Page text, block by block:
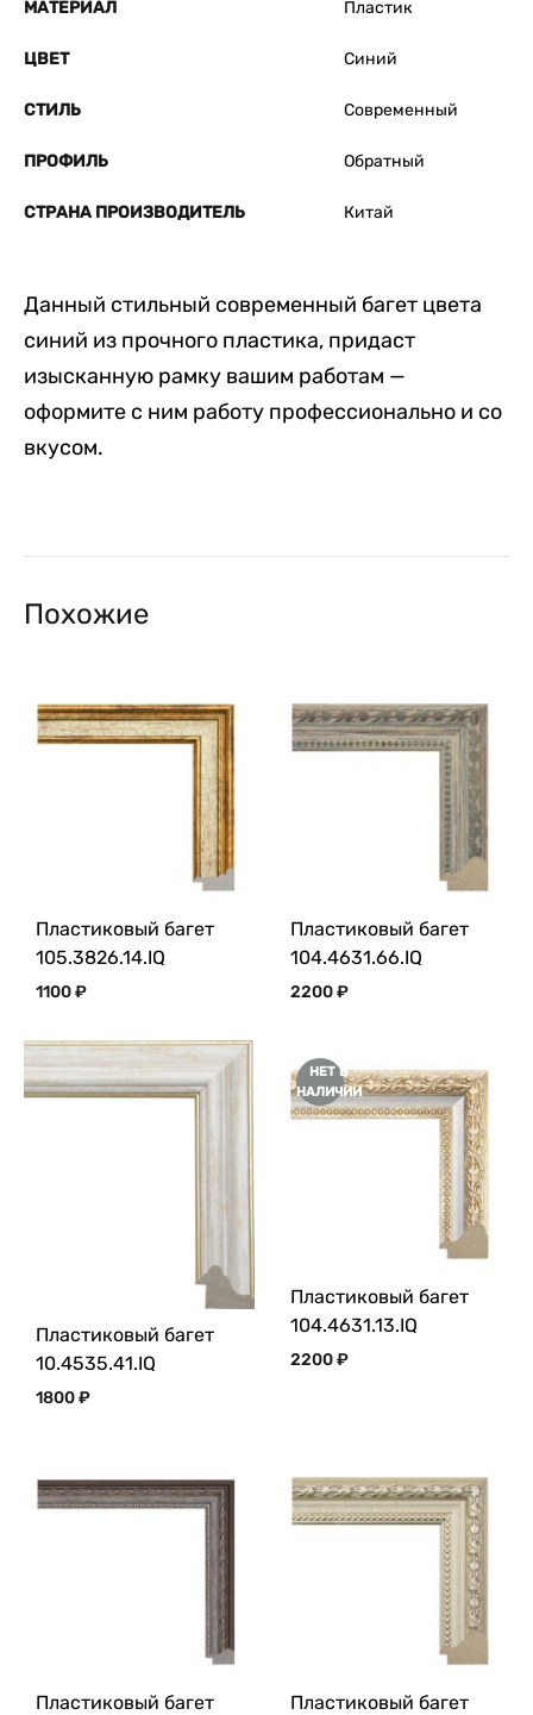
МАТЕРИАЛ Пластик
ЦВЕТ Синий
СТИЛЬ Современный
ПРОФИЛЬ Обратный
СТРАНА ПРОИЗВОДИТЕЛЬ Китай
Данный стильный современный багет цвета
синий из прочного пластика, придаст
изысканную рамку вашим работам —
оформите с ним работу профессионально и со
вкусом.
Похожие
Пластиковый багет
105.3826.14.IQ
1100₽
Пластиковый багет
104.4631.66.IQ
2200₽
Пластиковый багет
10.4535.41.IQ
1800₽
НЕТ В
НАЛИЧИИ
Пластиковый багет
104.4631.13.IQ
2200₽
Пластиковый багет
Пластиковый багет